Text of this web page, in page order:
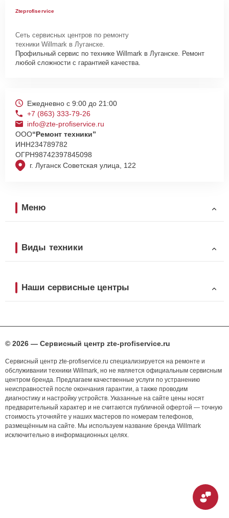
Zteprofiservice
Сеть сервисных центров по ремонту
техники Willmark в Луганске.
Профильный сервис по технике Willmark в Луганске. Ремонт
любой сложности с гарантией качества.
г. Луганск Советская улица, 122
Ежедневно с 9:00 до 21:00
+7 (863) 333-79-26
info@zte-profiservice.ru
ООО“Ремонт техники”
ИНН234789782
ОГРН98742397845098
Меню
Виды техники
Наши сервисные центры
© 2026 — Сервисный центр zte-profiservice.ru
Сервисный центр zte-profiservice.ru специализируется на ремонте и
обслуживании техники Willmark, но не является официальным сервисным
центром бренда. Предлагаем качественные услуги по устранению
неисправностей после окончания гарантии, а также проводим
диагностику и настройку устройств. Указанные на сайте цены носят
предварительный характер и не считаются публичной офертой — точную
стоимость уточняйте у наших мастеров по номерам телефонов,
размещённым на сайте. Мы используем название бренда Willmark
исключительно в информационных целях.